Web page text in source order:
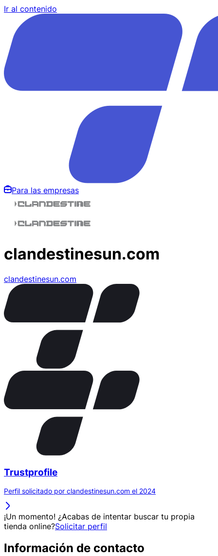
Ir al contenido
Para las empresas
clandestinesun.com
clandestinesun.com
Trustprofile
Perfil solicitado por clandestinesun.com el 2024
¡Un momento! ¿Acabas de intentar buscar tu propia
tienda online?Solicitar perfil
Información de contacto